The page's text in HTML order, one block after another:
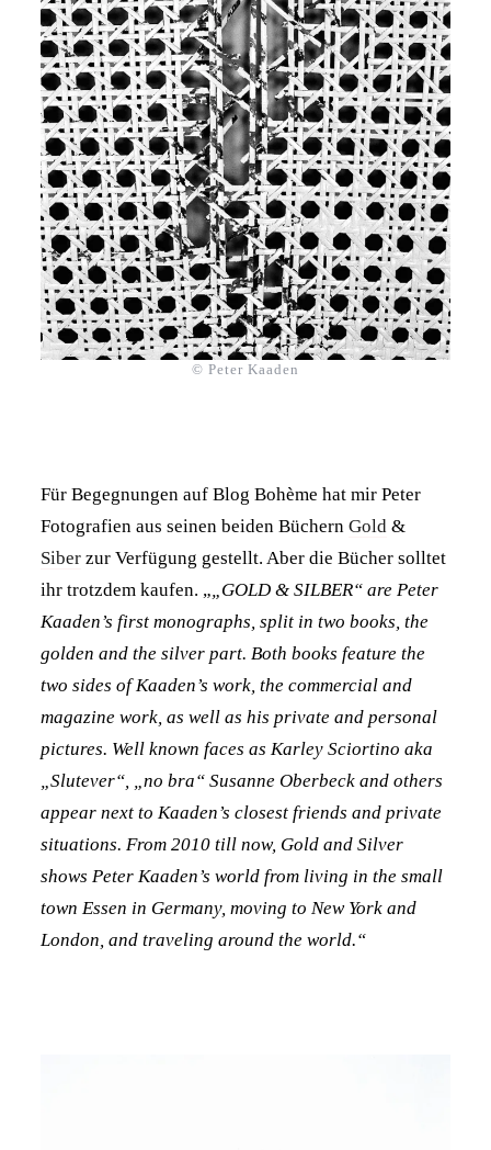
© Peter Kaaden
Für Begegnungen auf Blog Bohème hat mir Peter
Fotografien aus seinen beiden BüchernGold &
Siber zur Verfügung gestellt. Aber die Bücher solltet
ihr trotzdem kaufen. „„GOLD & SILBER“ are Peter
Kaaden’s first monographs, split in two books, the
golden and the silver part. Both books feature the
two sides of Kaaden’s work, the commercial and
magazine work, as well as his private and personal
pictures. Well known faces as Karley Sciortino aka
„Slutever“, „no bra“ Susanne Oberbeck and others
appear next to Kaaden’s closest friends and private
situations. From 2010 till now, Gold and Silver
shows Peter Kaaden’s world from living in the small
town Essen in Germany, moving to New York and
London, and traveling around the world.“